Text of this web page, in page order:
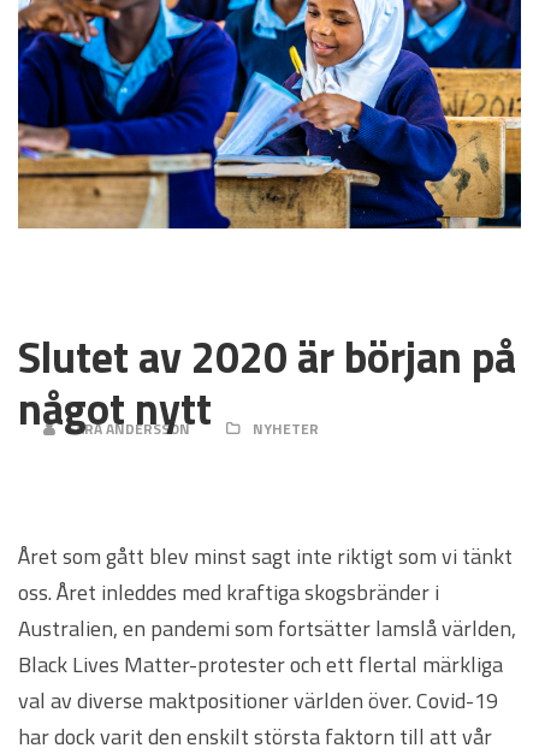
Slutet av 2020 är början på
något nytt
SARA ANDERSSON NYHETER
Året som gått blev minst sagt inte riktigt som vi tänkt
oss. Året inleddes med kraftiga skogsbränder i
Australien, en pandemi som fortsätter lamslå världen,
Black Lives Matter-protester och ett flertal märkliga
val av diverse maktpositioner världen över. Covid-19
har dock varit den enskilt största faktorn till att vår